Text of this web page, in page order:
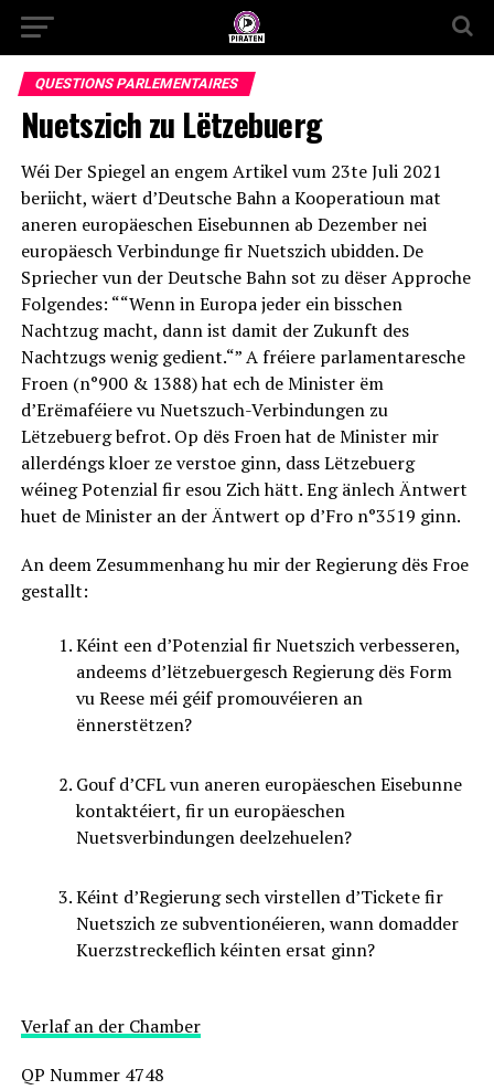
QUESTIONS PARLEMENTAIRES
Nuetszich zu Lëtzebuerg
Wéi Der Spiegel an engem Artikel vum 23te Juli 2021
beriicht, wäert d’Deutsche Bahn a Kooperatioun mat
aneren europäeschen Eisebunnen ab Dezember nei
europäesch Verbindunge fir Nuetszich ubidden. De
Spriecher vun der Deutsche Bahn sot zu dëser Approche
Folgendes: ““Wenn in Europa jeder ein bisschen
Nachtzug macht, dann ist damit der Zukunft des
Nachtzugs wenig gedient.“” A fréiere parlamentaresche
Froen (n°900 & 1388) hat ech de Minister ëm
d’Erëmaféiere vu Nuetszuch-Verbindungen zu
Lëtzebuerg befrot. Op dës Froen hat de Minister mir
allerdéngs kloer ze verstoe ginn, dass Lëtzebuerg
wéineg Potenzial fir esou Zich hätt. Eng änlech Äntwert
huet de Minister an der Äntwert op d’Fro n°3519 ginn.
An deem Zesummenhang hu mir der Regierung dës Froe
gestallt:
Kéint een d’Potenzial fir Nuetszich verbesseren,
andeems d’lëtzebuergesch Regierung dës Form
vu Reese méi géif promouvéieren an
ënnerstëtzen?
Gouf d’CFL vun aneren europäeschen Eisebunne
kontaktéiert, fir un europäeschen
Nuetsverbindungen deelzehuelen?
Kéint d’Regierung sech virstellen d’Tickete fir
Nuetszich ze subventionéieren, wann domadder
Kuerzstreckeflich kéinten ersat ginn?
Verlaf an der Chamber
QP Nummer 4748